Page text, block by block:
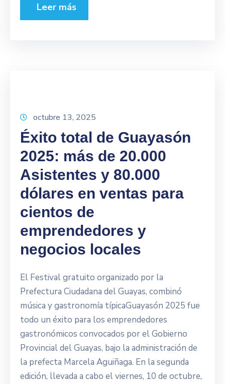
Leer más
octubre 13, 2025
Éxito total de Guayasón
2025: más de 20.000
Asistentes y 80.000
dólares en ventas para
cientos de
emprendedores y
negocios locales
El Festival gratuito organizado por la
Prefectura Ciudadana del Guayas, combinó
música y gastronomía típicaGuayasón 2025 fue
todo un éxito para los emprendedores
gastronómicos convocados por el Gobierno
Provincial del Guayas, bajo la administración de
la prefecta Marcela Aguiñaga. En la segunda
edición, llevada a cabo el viernes, 10 de octubre,